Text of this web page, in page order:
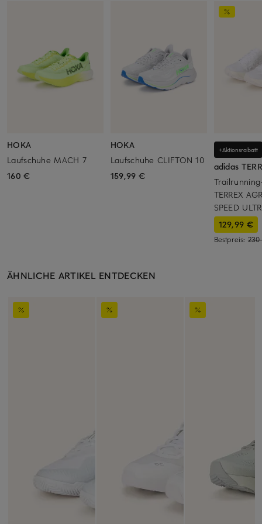
HOKA
Laufschuhe MACH 7
160 €
HOKA
Laufschuhe CLIFTON 10
159,99 €
+Aktionsrabatt
adidas
TERREX
SPEED
129,99 €
Bestpreis:
ÄHNLICHE ARTIKEL ENTDECKEN